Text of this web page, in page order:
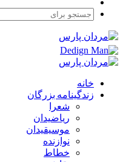
خانه
زندگینامه بزرگان
شعرا
ریاضیدان
موسیقیدان
نوازنده
خطاط